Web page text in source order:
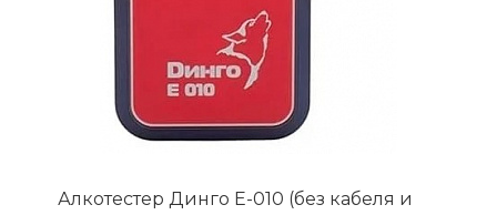
Алкотестер Динго Е-010 (без кабеля и